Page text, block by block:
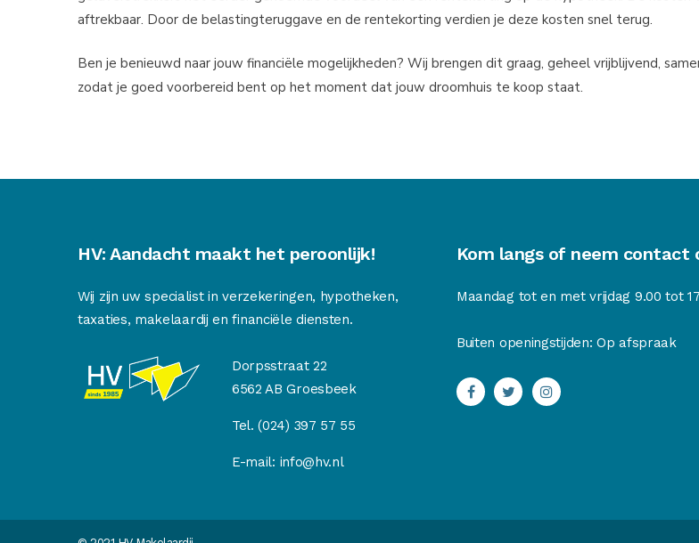
aftrekbaar. Door de belastingteruggave en de rentekorting verdien je deze kosten snel terug.
Ben je benieuwd naar jouw financiële mogelijkheden? Wij brengen dit graag, geheel vrijblijvend,
zodat je goed voorbereid bent op het moment dat jouw droomhuis te koop staat.
HV: Aandacht maakt het peroonlijk!
Wij zijn uw specialist in verzekeringen, hypotheken,
taxaties, makelaardij en financiële diensten.
Dorpsstraat 22
6562 AB Groesbeek
Tel.(024) 397 57 55
E-mail: info@hv.nl
Kom langs of neem contact
Maandag tot en met vrijdag 9.00 tot
Buiten openingstijden: Op afspraak